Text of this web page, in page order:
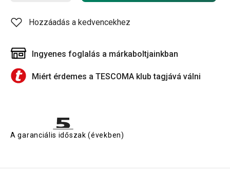
Hozzáadás a kedvencekhez
Ingyenes foglalás a márkaboltjainkban
Miért érdemes a TESCOMA klub tagjává válni
A garanciális időszak (években)